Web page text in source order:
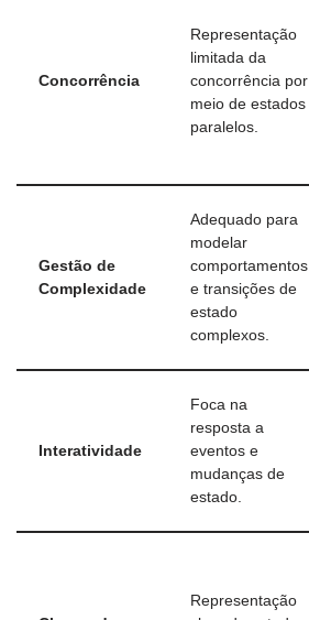
Concorrência
Representação
limitada da
concorrência por
meio de estados
paralelos.
Gestão de
Complexidade
Adequado para
modelar
comportamentos
e transições de
estado
complexos.
Interatividade
Foca na
resposta a
eventos e
mudanças de
estado.
Representação